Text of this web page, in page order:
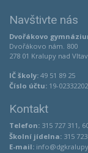
Navštivte nás
Dvořákovo
Dvořákovo nám. 800
278 01 Kralupy nad
IČ školy: 49 51 89 25
Číslo účtu: 19-
Kontakt
Telefon: 315 727 311,
Školní jídelna: 315
E-mail: